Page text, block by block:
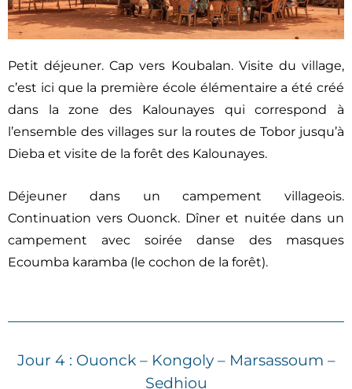
Petit déjeuner. Cap vers Koubalan. Visite du village,
c’est ici que la première école élémentaire a été créé
dans la zone des Kalounayes qui correspond à
l’ensemble des villages sur la routes de Tobor jusqu’à
Dieba et visite de la forêt des Kalounayes.
Déjeuner dans un campement villageois.
Continuation vers Ouonck. Dîner et nuitée dans un
campement avec soirée danse des masques
Ecoumba karamba (le cochon de la forêt).
Jour 4 : Ouonck – Kongoly – Marsassoum –
Sedhiou